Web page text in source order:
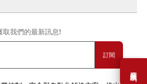
需要幫助嗎？
取我們的最新訊息!
訂閱